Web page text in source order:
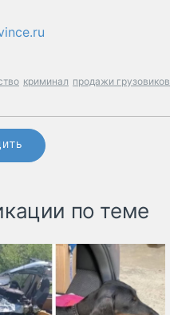
криминал продажи грузовиков
по теме